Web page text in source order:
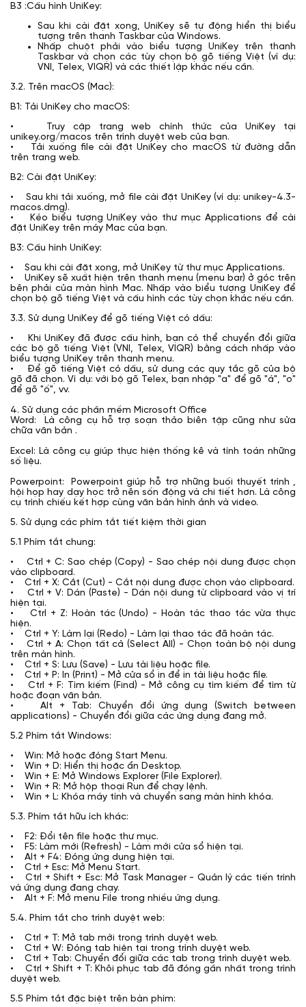
B3 :Cấu hình UniKey:
Sau khi cài đặt xong, UniKey sẽ tự động hiển thị biểu
tượng trên thanh Taskbar của Windows.
Nhấp chuột phải vào biểu tượng UniKey trên thanh
Taskbar và chọn các tùy chọn bộ gõ tiếng Việt (ví dụ:
VNI, Telex, VIQR) và các thiết lập khác nếu cần.
3.2. Trên macOS (Mac):
B1: Tải UniKey cho macOS:
• Truy cập trang web chính thức của UniKey tại
unikey.org/macos trên trình duyệt web của bạn.
• Tải xuống file cài đặt UniKey cho macOS từ đường dẫn
trên trang web.
B2: Cài đặt UniKey:
• Sau khi tải xuống, mở file cài đặt UniKey (ví dụ: unikey-4.3-
macos.dmg).
• Kéo biểu tượng UniKey vào thư mục Applications để cài
đặt UniKey trên máy Mac của bạn.
B3: Cấu hình UniKey:
• Sau khi cài đặt xong, mở UniKey từ thư mục Applications.
• UniKey sẽ xuất hiện trên thanh menu (menu bar) ở góc trên
bên phải của màn hình Mac. Nhấp vào biểu tượng UniKey để
chọn bộ gõ tiếng Việt và cấu hình các tùy chọn khác nếu cần.
3.3. Sử dụng UniKey để gõ tiếng Việt có dấu:
• Khi UniKey đã được cấu hình, bạn có thể chuyển đổi giữa
các bộ gõ tiếng Việt (VNI, Telex, VIQR) bằng cách nhấp vào
biểu tượng UniKey trên thanh menu.
• Để gõ tiếng Việt có dấu, sử dụng các quy tắc gõ của bộ
gõ đã chọn. Ví dụ: với bộ gõ Telex, bạn nhập "a" để gõ "á", "o"
để gõ "ố", vv.
4. Sử dụng các phần mềm Microsoft Office
Word: Là công cụ hỗ trợ soạn thảo biên tập cũng như sửa
chữa văn bản .
Excel: Là công cụ giúp thực hiện thống kê và tính toán những
số liệu.
Powerpoint: Powerpoint giúp hỗ trợ những buối thuyết trình ,
hội họp hay dạy học trở nên sốn động và chi tiết hơn. Là công
cụ trình chiếu kết hợp cùng văn bản hình ảnh và video.
5. Sử dụng các phím tắt tiết kiệm thời gian
5.1 Phím tắt chung:
• Ctrl + C: Sao chép (Copy) - Sao chép nội dung được chọn
vào clipboard.
• Ctrl + X: Cắt (Cut) - Cắt nội dung được chọn vào clipboard.
• Ctrl + V: Dán (Paste) - Dán nội dung từ clipboard vào vị trí
hiện tại.
• Ctrl + Z: Hoàn tác (Undo) - Hoàn tác thao tác vừa thực
hiện.
• Ctrl + Y: Làm lại (Redo) - Làm lại thao tác đã hoàn tác.
• Ctrl + A: Chọn tất cả (Select All) - Chọn toàn bộ nội dung
trên màn hình.
• Ctrl + S: Lưu (Save) - Lưu tài liệu hoặc file.
• Ctrl + P: In (Print) - Mở cửa sổ in để in tài liệu hoặc file.
• Ctrl + F: Tìm kiếm (Find) - Mở công cụ tìm kiếm để tìm từ
hoặc đoạn văn bản.
• Alt + Tab: Chuyển đổi ứng dụng (Switch between
applications) - Chuyển đổi giữa các ứng dụng đang mở.
5.2 Phím tắt Windows:
• Win: Mở hoặc đóng Start Menu.
• Win + D: Hiển thị hoặc ẩn Desktop.
• Win + E: Mở Windows Explorer (File Explorer).
• Win + R: Mở hộp thoại Run để chạy lệnh.
• Win + L: Khóa máy tính và chuyển sang màn hình khóa.
5.3. Phím tắt hữu ích khác:
• F2: Đổi tên file hoặc thư mục.
• F5: Làm mới (Refresh) - Làm mới cửa sổ hiện tại.
• Alt + F4: Đóng ứng dụng hiện tại.
• Ctrl + Esc: Mở Menu Start.
• Ctrl + Shift + Esc: Mở Task Manager - Quản lý các tiến trình
và ứng dụng đang chạy.
• Alt + F: Mở menu File trong nhiều ứng dụng.
5.4. Phím tắt cho trình duyệt web:
• Ctrl + T: Mở tab mới trong trình duyệt web.
• Ctrl + W: Đóng tab hiện tại trong trình duyệt web.
• Ctrl + Tab: Chuyển đổi giữa các tab trong trình duyệt web.
• Ctrl + Shift + T: Khôi phục tab đã đóng gần nhất trong trình
duyệt web.
5.5 Phím tắt đặc biệt trên bàn phím: